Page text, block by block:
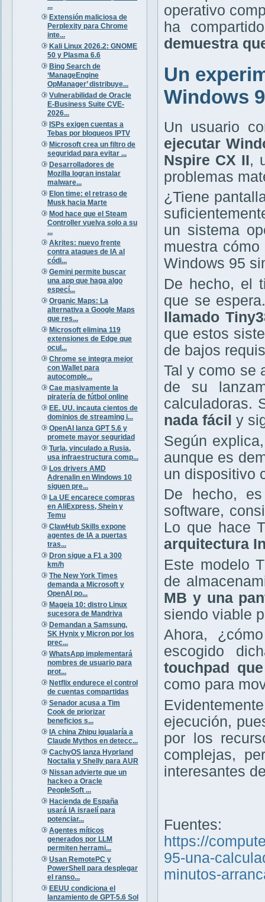
...
Extensión maliciosa de
Perplexity para Chrome
inte...
Kali Linux 2026.2: GNOME
50 y Plasma 6.6
Bing Search de
‘ManageEngine
OpManager’ distribuye...
Vulnerabilidad de Oracle
E-Business Suite CVE-
2026...
ISPs exigen cuentas a
Tebas por bloqueos IPTV
Microsoft crea un filtro de
seguridad para evitar ...
Desarrolladores de
Mozilla logran instalar
malware...
Elon time: el retraso de
Musk hacia Marte
Mod hace que el Steam
Controller vuelva solo a su
...
Akrites: nuevo frente
contra ataques de IA al
códi...
Gemini permite buscar
una app que haga algo
especí...
Organic Maps: La
alternativa a Google Maps
que res...
Microsoft elimina 119
extensiones de Edge que
ocul...
Chrome se integra mejor
con Wallet para
autocomple...
Cae masivamente la
piratería de fútbol online
EE. UU. incauta cientos de
dominios de streaming i...
OpenAI lanza GPT 5.6 y
promete mayor seguridad
Turla, vinculado a Rusia,
usa infraestructura comp...
Los drivers AMD
Adrenalin en Windows 10
siguen pre...
La UE encarece compras
en AliExpress, Shein y
Temu
ClawHub Skills expone
agentes de IA a puertas
tras...
Dron sigue a F1 a 300
km/h
The New York Times
demanda a Microsoft y
OpenAI po...
Mageia 10: distro Linux
sucesora de Mandriva
Demandan a Samsung,
SK Hynix y Micron por los
prec...
WhatsApp implementará
nombres de usuario para
prot...
Netflix endurece el control
de cuentas compartidas
Senador acusa a Tim
Cook de priorizar
beneficios s...
IA china Zhipu igualaría a
Claude Mythos en detecc...
CachyOS lanza Hyprland
Noctalia y Shelly para AUR
Nissan advierte que un
hackeo a Oracle
PeopleSoft ...
Hacienda de España
usará IA israelí para
potenciar...
Agentes míticos
generados por LLM
permiten herrami...
Usan RemotePC y
PowerShell para desplegar
el ranso...
EEUU condiciona el
lanzamiento de GPT-5.6 Sol
operativo
ha
demuestra
Un
Windows
Un usuario
ejecutar
Nspire CX II,
problemas
¿Tiene
un sistema
muestra
Windows 95
De hecho, el
que se
llamado
que estos
de bajos
Tal y como se
de su
calculadoras.
nada fácil y
Según
aunque es
un dispositivo
De hecho,
software,
Lo que hace
arquitectura
Este modelo
de
MB y una
siendo viable
Ahora,
escogido
touchpad
como para
ejecución,
por los
complejas,
interesantes
Fuentes:
https://
95-una-
minutos-